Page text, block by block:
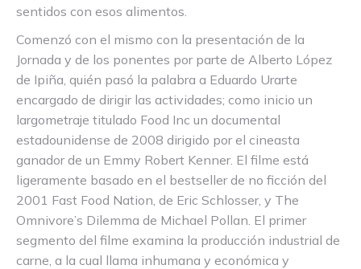
sentidos con esos alimentos.
Comenzó con el mismo con la presentación de la
Jornada y de los ponentes por parte de Alberto López
de Ipiña, quién pasó la palabra a Eduardo Urarte
encargado de dirigir las actividades; como inicio un
largometraje titulado Food Inc un documental
estadounidense de 2008 dirigido por el cineasta
ganador de un Emmy Robert Kenner. El filme está
ligeramente basado en el bestseller de no ficción del
2001 Fast Food Nation, de Eric Schlosser, y The
Omnivore’s Dilemma de Michael Pollan. El primer
segmento del filme examina la producción industrial de
carne, a la cual llama inhumana y económica y